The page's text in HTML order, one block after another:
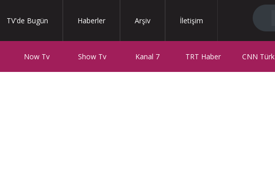
TV'de Bugün Haberler Arşiv İletişim
Now Tv Show Tv Kanal 7 TRT Haber CNN Türk